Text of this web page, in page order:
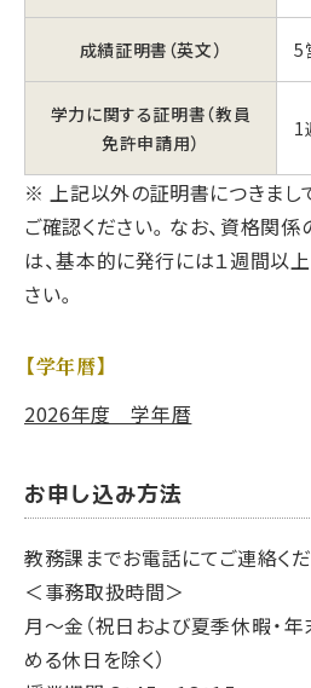
成績証明書（英文） 5
学力に関する証明書（教員
免許申請用）
1
※ 上記以外の証明書につきまし
ご確認ください。なお、資格関
は、基本的に発行には１週間以
さい。
【学年暦】
2026年度 学年暦
お申し込み方法
教務課までお電話にてご連絡くだ
＜事務取扱時間＞
月～金（祝日および夏季休暇・
める休日を除く）